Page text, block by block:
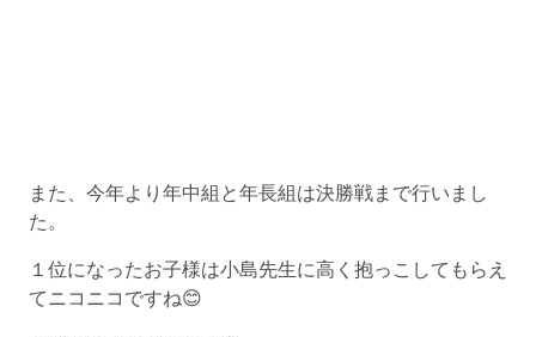
また、今年より年中組と年長組は決勝戦まで行いまし
た。
１位になったお子様は小島先生に高く抱っこしてもらえ
てニコニコですね😊